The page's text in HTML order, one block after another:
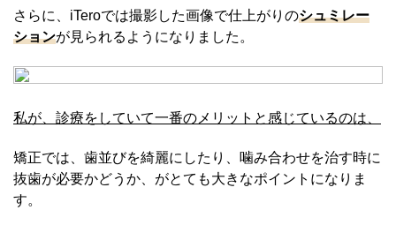
さらに、iTeroでは撮影した画像で仕上がりのシュミレー
ションが見られるようになりました。
私が、診療をしていて一番のメリットと感じているのは、
矯正では、歯並びを綺麗にしたり、噛み合わせを治す時に
抜歯が必要かどうか、がとても大きなポイントになりま
す。